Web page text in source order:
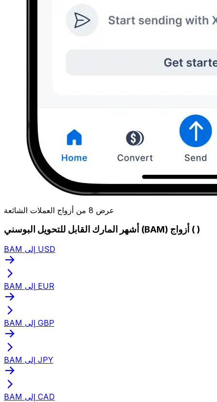
عرض 8 من أزواج العملات الشائعة
أشهر المارك القابل للتحويل البوسني (BAM) أزواج ( )
BAM إلى USD
BAM إلى EUR
BAM إلى GBP
BAM إلى JPY
BAM إلى CAD